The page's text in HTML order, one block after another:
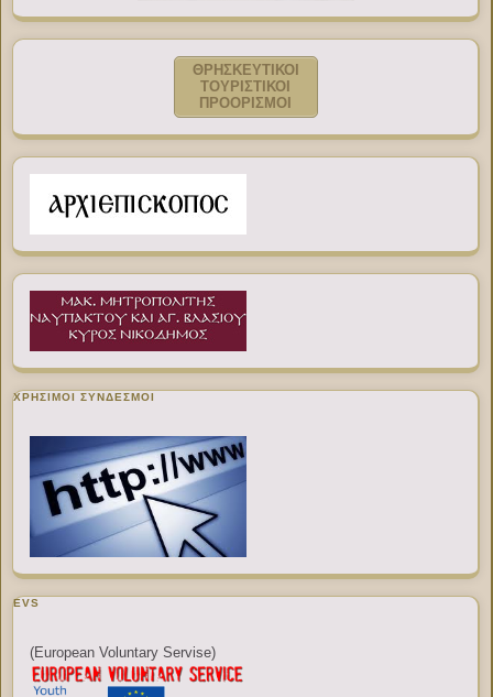
ΘΡΗΣΚΕΥΤΙΚΟΙ
ΤΟΥΡΙΣΤΙΚΟΙ
ΠΡΟΟΡΙΣΜΟΙ
ΧΡΉΣΙΜΟΙ ΣΎΝΔΕΣΜΟΙ
EVS
(European Voluntary Servise)